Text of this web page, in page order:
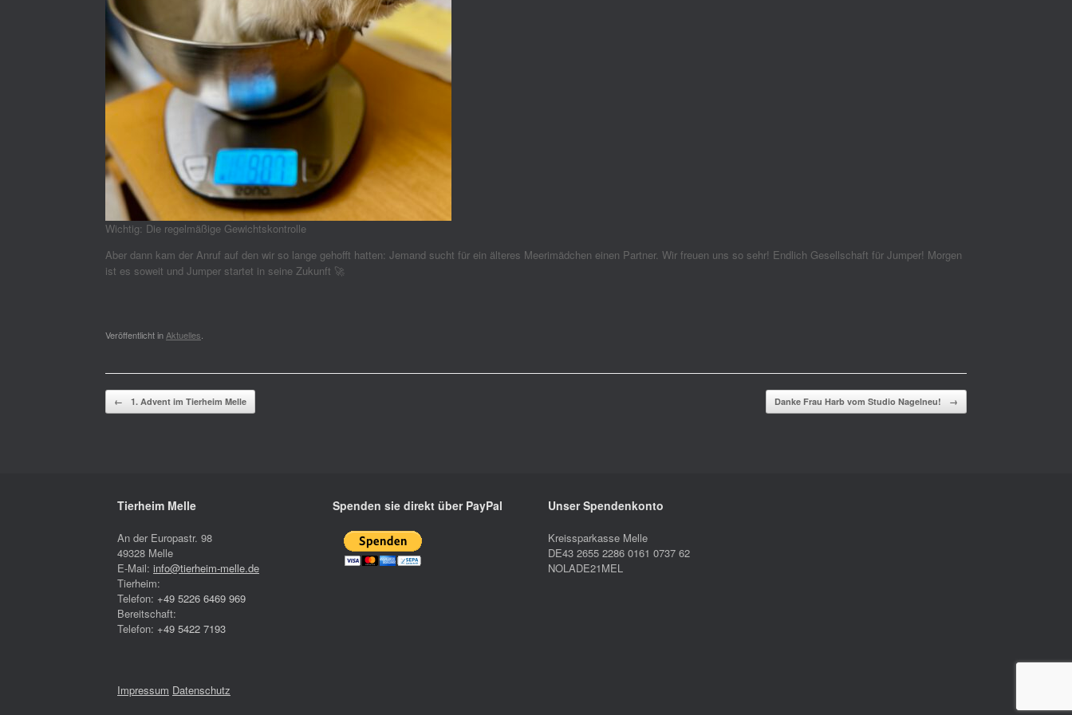
Wichtig: Die regelmäßige Gewichtskontrolle
Aber dann kam der Anruf auf den wir so lange gehofft hatten: Jemand sucht für ein älteres Meerimädchen einen Partner. Wir freuen uns so sehr! Endlich Gesellschaft für Jumper! Morgen
ist es soweit und Jumper startet in seine Zukunft 🚀
Veröffentlicht inAktuelles.
Beitragsnavigation
← 1. Advent im Tierheim Melle Danke Frau Harb vom Studio Nagelneu! →
Tierheim Melle
An der Europastr. 98
49328 Melle
E-Mail: info@tierheim-melle.de
Tierheim:
Telefon: +49 5226 6469 969
Bereitschaft:
Telefon: +49 5422 7193
Impressum Datenschutz
Spenden sie direkt über PayPal Unser Spendenkonto
Kreissparkasse Melle
DE43 2655 2286 0161 0737 62
NOLADE21MEL